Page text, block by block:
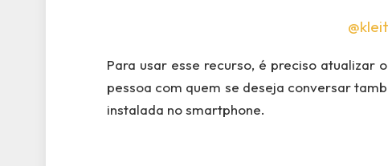
Para usar esse recurso, é preciso atualizar
pessoa com quem se deseja conversar
instalada no smartphone.